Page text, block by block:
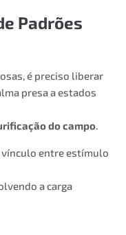
Padrões
é preciso liberar
presa a estados
do campo.
vínculo entre estímulo
a carga